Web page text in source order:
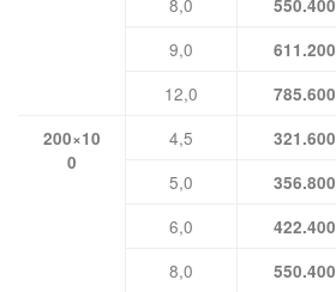
8,0 550.400
9,0 611.200
12,0 785.600
200×10
0
4,5 321.600
5,0 356.800
6,0 422.400
8,0 550.400